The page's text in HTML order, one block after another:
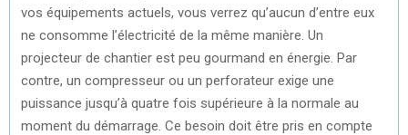
vos équipements actuels, vous verrez qu’aucun d’entre eux
ne consomme l’électricité de la même manière. Un
projecteur de chantier est peu gourmand en énergie. Par
contre, un compresseur ou un perforateur exige une
puissance jusqu’à quatre fois supérieure à la normale au
moment du démarrage. Ce besoin doit être pris en compte